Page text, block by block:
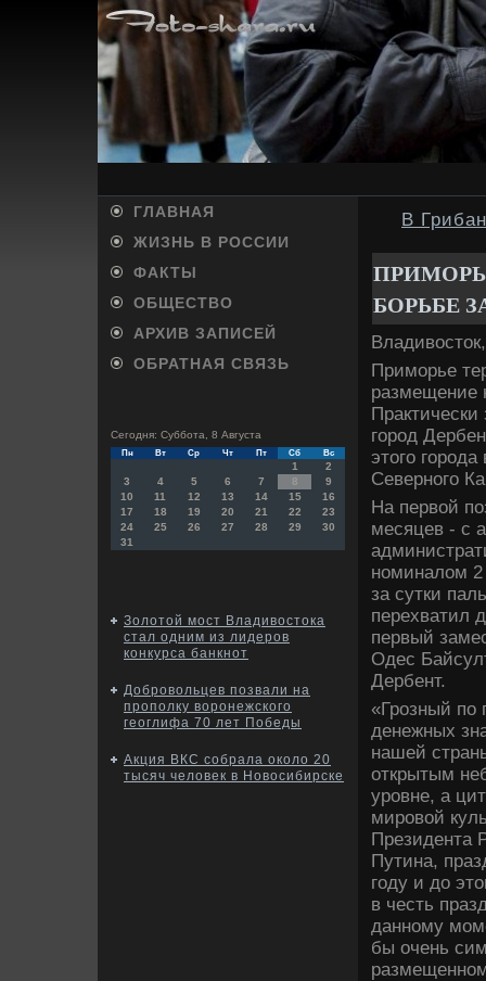
ГЛАВНАЯ
ЖИЗНЬ В РОССИИ
ФАКТЫ
ОБЩЕСТВО
АРХИВ ЗАПИСЕЙ
ОБРАТНАЯ СВЯЗЬ
Сегодня: Суббота, 8 Августа
Пн Вт Ср Чт Пт Сб Вс
1
2
3
4 5 6 7 8
9
10
11 12 13 14 15
16
17
18 19 20 21 22
23
24
25 26 27 28 29
30
31
Золотой мост Владивостока
стал одним из лидеров
конкурса банкнот
Добровольцев позвали на
прополку воронежского
геоглифа 70 лет Победы
Акция ВКС собрала около 20
тысяч человек в Новосибирске
В
БОРЬБЕ
Приморье
размещение
Практически
город
этого
Северного
На первой
месяцев - с
номиналом 2
за сутки
перехватил
первый
Одес
Дербент.
«Грозный по
денежных
нашей
открытым
уровне, а
мировой
Президента
Путина,
году и до
в честь
данному
бы очень